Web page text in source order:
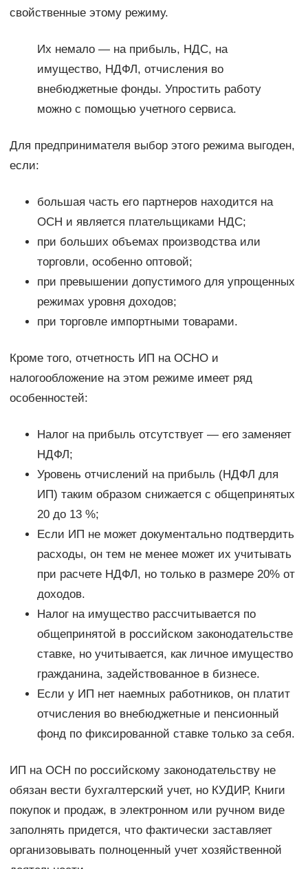
свойственные этому режиму.
Их немало — на прибыль, НДС, на
имущество, НДФЛ, отчисления во
внебюджетные фонды. Упростить работу
можно с помощью учетного сервиса.
Для предпринимателя выбор этого режима выгоден,
если:
большая часть его партнеров находится на
ОСН и является плательщиками НДС;
при больших объемах производства или
торговли, особенно оптовой;
при превышении допустимого для упрощенных
режимах уровня доходов;
при торговле импортными товарами.
Кроме того, отчетность ИП на ОСНО и
налогообложение на этом режиме имеет ряд
особенностей:
Налог на прибыль отсутствует — его заменяет
НДФЛ;
Уровень отчислений на прибыль (НДФЛ для
ИП) таким образом снижается с общепринятых
20 до 13 %;
Если ИП не может документально подтвердить
расходы, он тем не менее может их учитывать
при расчете НДФЛ, но только в размере 20% от
доходов.
Налог на имущество рассчитывается по
общепринятой в российском законодательстве
ставке, но учитывается, как личное имущество
гражданина, задействованное в бизнесе.
Если у ИП нет наемных работников, он платит
отчисления во внебюджетные и пенсионный
фонд по фиксированной ставке только за себя.
ИП на ОСН по российскому законодательству не
обязан вести бухгалтерский учет, но КУДИР, Книги
покупок и продаж, в электронном или ручном виде
заполнять придется, что фактически заставляет
организовывать полноценный учет хозяйственной